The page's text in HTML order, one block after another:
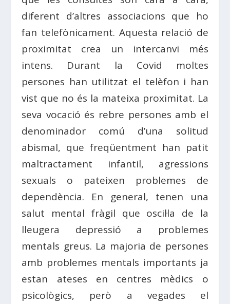
diferent d’altres associacions que ho
fan telefònicament. Aquesta relació de
proximitat crea un intercanvi més
intens. Durant la Covid moltes
persones han utilitzat el telèfon i han
vist que no és la mateixa proximitat. La
seva vocació és rebre persones amb el
denominador comú d’una solitud
abismal, que freqüentment han patit
maltractament infantil, agressions
sexuals o pateixen problemes de
dependència. En general, tenen una
salut mental fràgil que oscil·la de la
lleugera depressió a problemes
mentals greus. La majoria de persones
amb problemes mentals importants ja
estan ateses en centres mèdics o
psicològics, però a vegades el